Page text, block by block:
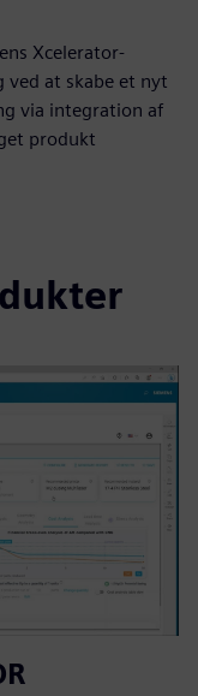
Xcelerator-
ved at skabe et nyt
via integration af
produkt